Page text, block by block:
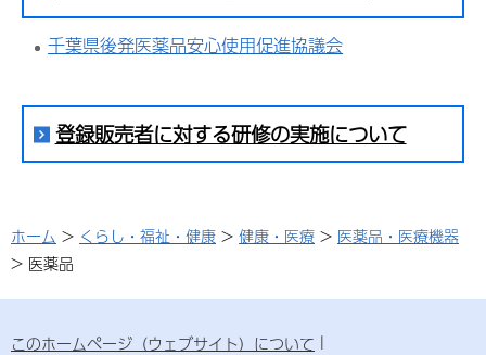
千葉県後発医薬品安心使用促進協議会
登録販売者に対する研修の実施について
ホーム > くらし・福祉・健康 > 健康・医療 > 医薬品・医療機器
> 医薬品
このホームページ（ウェブサイト）について